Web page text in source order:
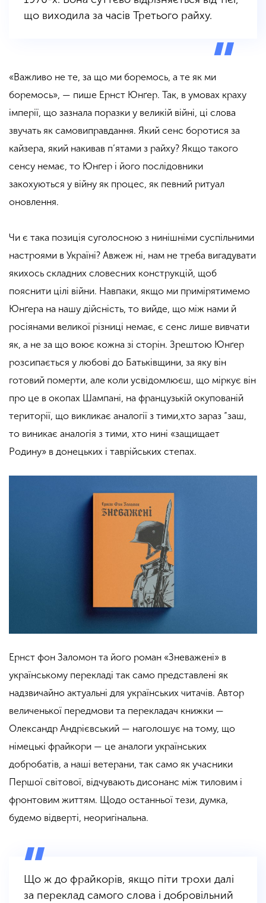
що виходила за часів Третього райху.
«Важливо не те, за що ми боремось, а те як ми
боремось», — пише Ернст Юнґер. Так, в умовах краху
імперії, що зазнала поразки у великій війні, ці слова
звучать як самовиправдання. Який сенс боротися за
кайзера, який накивав п’ятами з райху? Якщо такого
сенсу немає, то Юнґер і його послідовники
закохуються у війну як процес, як певний ритуал
оновлення.
Чи є така позиція суголосною з нинішніми суспільними
настроями в Україні? Авжеж ні, нам не треба вигадувати
якихось складних словесних конструкцій, щоб
пояснити цілі війни. Навпаки, якщо ми примірятимемо
Юнґера на нашу дійсність, то вийде, що між нами й
росіянами великої різниці немає, є сенс лише вивчати
як, а не за що воює кожна зі сторін. Зрештою Юнґер
розсипається у любові до Батьківщини, за яку він
готовий померти, але коли усвідомлюєш, що міркує він
про це в окопах Шампані, на французькій окупованій
території, що викликає аналогії з тими,хто зараз “заш,
то виникає аналогія з тими, хто нині «защищает
Родину» в донецьких і таврійських степах.
Ернст фон Заломон та його роман «Зневажені» в
українському перекладі так само представлені як
надзвичайно актуальні для українських читачів. Автор
величенької передмови та перекладач книжки —
Олександр Андрієвський — наголошує на тому, що
німецькі фрайкори — це аналоги українських
добробатів, а наші ветерани, так само як учасники
Першої світової, відчувають дисонанс між тиловим і
фронтовим життям. Щодо останньої тези, думка,
будемо відверті, неоригінальна.
Що ж до фрайкорів, якщо піти трохи далі
за переклад самого слова і добровільний